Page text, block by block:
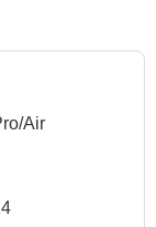
Air